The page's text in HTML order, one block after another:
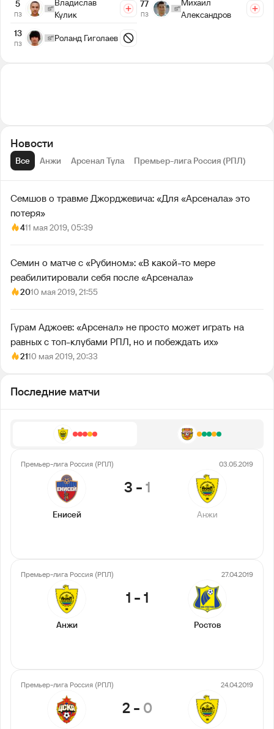
5
ПЗ
Кулик
13
ПЗ
Роланд Гиголаев
77
ПЗ
Михаил
Александров
Новости
Все Анжи Арсенал Тула Премьер-лига Россия (РПЛ)
Семшов о травме Джорджевича: «Для «Арсенала» это
потеря»
411 мая 2019, 05:39
Семин о матче с «Рубином»: «В какой-то мере
реабилитировали себя после «Арсенала»
2010 мая 2019, 21:55
Гурам Аджоев: «Арсенал» не просто может играть на
равных с топ-клубами РПЛ, но и побеждать их»
2110 мая 2019, 20:33
Последние матчи
Премьер-лига Россия (РПЛ) 03.05.2019
Енисей
3 -1
Анжи
Премьер-лига Россия (РПЛ) 27.04.2019
Анжи
1 -1
Ростов
Премьер-лига Россия (РПЛ) 24.04.2019
2 - 0